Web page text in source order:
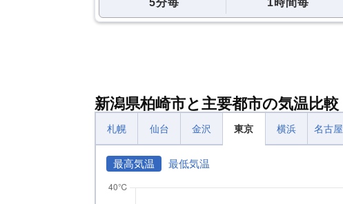
5分毎 1時間毎
新潟県柏崎市と主要都市の気温比較
札幌 仙台 金沢 東京 横浜 名古屋
最高気温 最低気温